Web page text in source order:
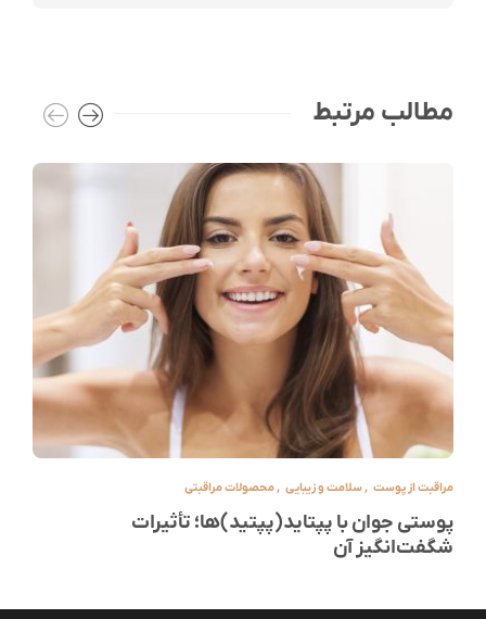
مطالب مرتبط
مراقبت از پوست ,سلامت و زیبایی ,محصولات مراقبتی
پوستی جوان با پپتاید(پپتید)ها؛ تأثیرات
شگفت‌انگیز آن